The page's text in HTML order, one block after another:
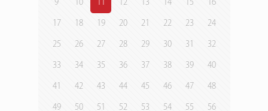
9 10 11 12 13 14 15 16
17 18 19 20 21 22 23 24
25 26 27 28 29 30 31 32
33 34 35 36 37 38 39 40
41 42 43 44 45 46 47 48
49 50 51 52 53 54 55 56